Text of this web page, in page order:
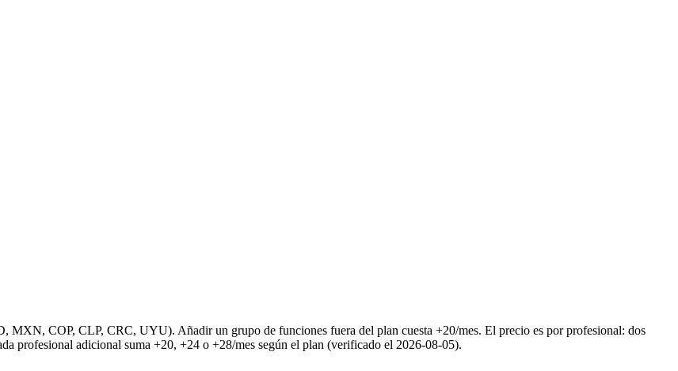
MXN, COP, CLP, CRC, UYU). Añadir un grupo de funciones fuera del plan cuesta +20/mes. El precio es por profesional: dos
profesional adicional suma +20, +24 o +28/mes según el plan (verificado el 2026-08-05).